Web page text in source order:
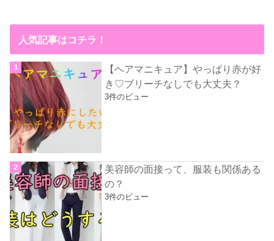
人気記事はコチラ！
【ヘアマニキュア】やっぱり赤が好
き♡ブリーチなしでも大丈夫？
3件のビュー
美容師の面接って、服装も関係ある
の？
3件のビュー